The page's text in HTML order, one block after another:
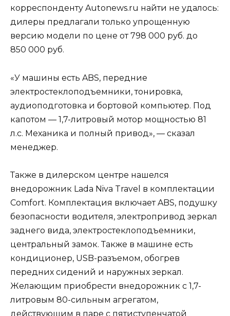
корреспонденту Autonews.ru найти не удалось:
дилеры предлагали только упрощенную
версию модели по цене от 798 000 руб. до
850 000 руб.
«У машины есть ABS, передние
электростеклоподъемники, тонировка,
аудиоподготовка и бортовой компьютер. Под
капотом — 1,7-литровый мотор мощностью 81
л.с. Механика и полный привод», — сказал
менеджер.
Также в дилерском центре нашелся
внедорожник Lada Niva Travel в комплектации
Comfort. Комплектация включает ABS, подушку
безопасности водителя, электропривод зеркал
заднего вида, электростеклоподъемники,
центральный замок. Также в машине есть
кондиционер, USB-разъемом, обогрев
передних сидений и наружных зеркал.
Желающим приобрести внедорожник с 1,7-
литровым 80-сильным агрегатом,
действующим в паре с пятиступенчатой